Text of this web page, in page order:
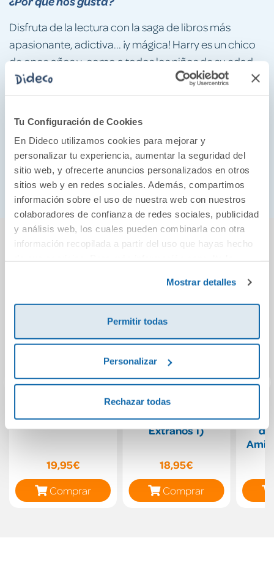
Tu Configuración de Cookies
En Dideco utilizamos cookies para mejorar y
personalizar tu experiencia, aumentar la seguridad del
sitio web, y ofrecerte anuncios personalizados en otros
sitios web y en redes sociales. Además, compartimos
información sobre el uso de nuestra web con nuestros
colaboradores de confianza de redes sociales, publicidad
y análisis web, los cuales pueden combinarla con otra
información recopilada a partir del uso que hayas hecho
Mostrar detalles
Permitir todas
Personalizar
Rechazar todas
Disfruta de la lectura con la saga de libros más
apasionante, adictiva... ¡y mágica! Harry es un chico
de once años y, como a todos los niños de su edad,
le encantaría poder tener un grupo de amigos y
amigas y una familia que le hiciera que sentirse
mala suerte de vivir con los aborrecibles Dursley, sus
tíos, y su primo Dudley, que le odia. Hasta que, un
buen día, Harry recibe una inesperada noticia, que
cambiará su destino para siempre.
También podría gustarte...
Mi querido rival
19,95€
Comprar
Etéreo (Bilogía
Extraños 1)
18,95€
Comprar
de